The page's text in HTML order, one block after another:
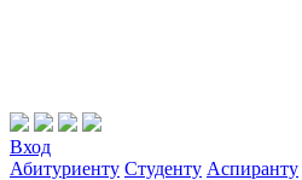
Вход
Абитуриенту Студенту Аспиранту